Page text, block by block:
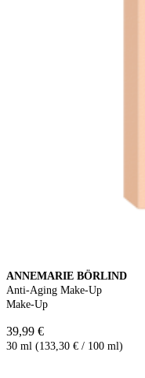
ANNEMARIE BÖRLIND
Anti-Aging Make-Up
Make-Up
39,99 €
30 ml (133,30 € / 100 ml)